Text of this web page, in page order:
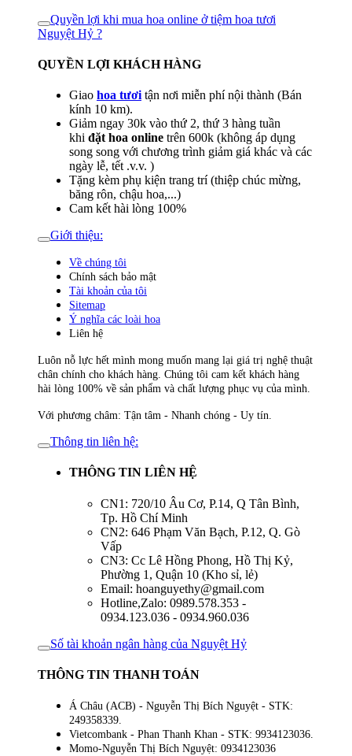
Quyền lợi khi mua hoa online ở tiệm hoa tươi
Nguyệt Hỷ ?
QUYỀN LỢI KHÁCH HÀNG
Giao hoa tươi tận nơi miễn phí nội thành (Bán
kính 10 km).
Giảm ngay 30k vào thứ 2, thứ 3 hàng tuần
khi đặt hoa online trên 600k (không áp dụng
song song với chương trình giảm giá khác và các
ngày lễ, tết .v.v. )
Tặng kèm phụ kiện trang trí (thiệp chúc mừng,
băng rôn, chậu hoa,...)
Cam kết hài lòng 100%
Giới thiệu:
Về chúng tôi
Chính sách bảo mật
Tài khoản của tôi
Sitemap
Ý nghĩa các loài hoa
Liên hệ
Luôn nỗ lực hết mình mong muốn mang lại giá trị nghệ thuật
chân chính cho khách hàng. Chúng tôi cam kết khách hàng
hài lòng 100% về sản phẩm và chất lượng phục vụ của mình.
Với phương châm: Tận tâm - Nhanh chóng - Uy tín.
Thông tin liên hệ:
THÔNG TIN LIÊN HỆ
CN1: 720/10 Âu Cơ, P.14, Q Tân Bình,
Tp. Hồ Chí Minh
CN2: 646 Phạm Văn Bạch, P.12, Q. Gò
Vấp
CN3: Cc Lê Hồng Phong, Hồ Thị Kỷ,
Phường 1, Quận 10 (Kho sỉ, lẻ)
Email: hoanguyethy@gmail.com
Hotline,Zalo: 0989.578.353 -
0934.123.036 - 0934.960.036
Số tài khoản ngân hàng của Nguyệt Hỷ
THÔNG TIN THANH TOÁN
Á Châu (ACB) - Nguyễn Thị Bích Nguyệt - STK:
249358339.
Vietcombank - Phan Thanh Khan - STK: 9934123036.
Momo-Nguyễn Thị Bích Nguyệt: 0934123036